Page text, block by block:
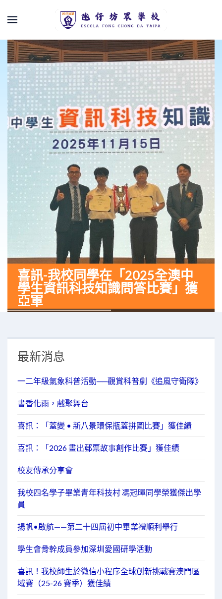
喜訊-我校同學在「2025全澳中
學生資訊科技知識問答比賽」獲
亞軍
最新消息
一二年級氣象科普活動──觀賞科普劇《追風守衛隊》
書香化雨，戲聚舞台
喜訊：「蓋變 • 新八景環保瓶蓋拼圖比賽」獲佳績
喜訊：「2026 畫出郵票故事創作比賽」獲佳績
校友傳承分享會
我校四名學子畢業青年科技村 馮冠暉同學榮獲傑出學
員
揚帆•啟航——第二十四屆初中畢業禮順利舉行
學生會骨幹成員參加深圳愛國研學活動
喜訊！我校師生於微信小程序全球創新挑戰賽澳門區
域賽（25-26 賽季）獲佳績